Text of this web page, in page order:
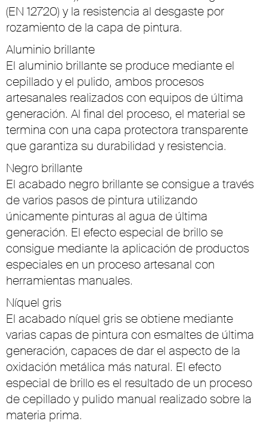
(EN 12720) y la resistencia al desgaste por
rozamiento de la capa de pintura.
Aluminio brillante
El aluminio brillante se produce mediante el
cepillado y el pulido, ambos procesos
artesanales realizados con equipos de última
generación. Al final del proceso, el material se
termina con una capa protectora transparente
que garantiza su durabilidad y resistencia.
Negro brillante
El acabado negro brillante se consigue a través
de varios pasos de pintura utilizando
únicamente pinturas al agua de última
generación. El efecto especial de brillo se
consigue mediante la aplicación de productos
especiales en un proceso artesanal con
herramientas manuales.
Níquel gris
El acabado níquel gris se obtiene mediante
varias capas de pintura con esmaltes de última
generación, capaces de dar el aspecto de la
oxidación metálica más natural. El efecto
especial de brillo es el resultado de un proceso
de cepillado y pulido manual realizado sobre la
materia prima.